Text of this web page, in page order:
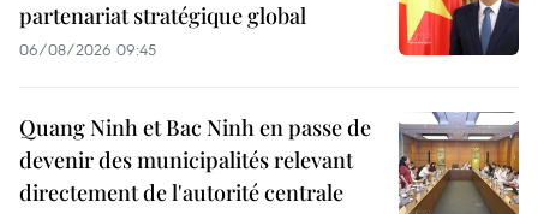
partenariat stratégique global
06/08/2026 09:45
Quang Ninh et Bac Ninh en passe de
devenir des municipalités relevant
directement de l'autorité centrale